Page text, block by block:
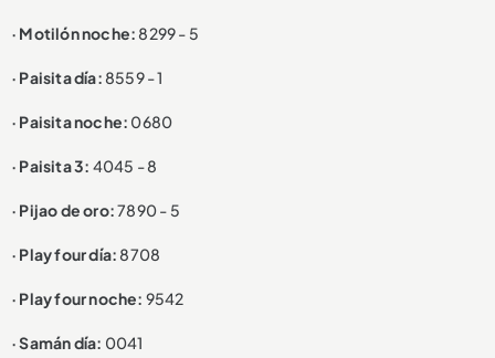
· Motilón noche: 8299 - 5
· Paisita día: 8559 - 1
· Paisita noche: 0680
· Paisita 3: 4045 - 8
· Pijao de oro:7890 - 5
· Play four día: 8708
· Play four noche: 9542
· Samán día: 0041